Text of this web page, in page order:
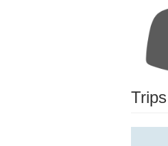
Trips